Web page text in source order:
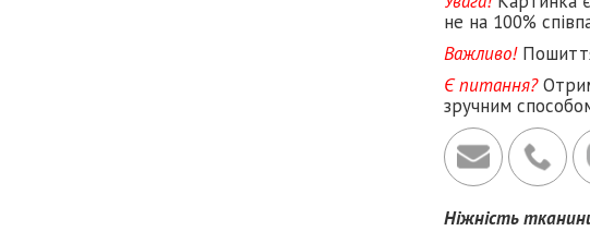
не на 100%
Важливо!
Є питання?
зручним
Ніжність